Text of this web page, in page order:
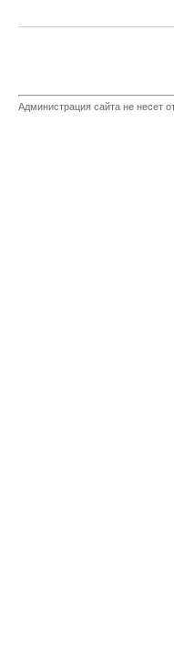
Администрация сайта не несет